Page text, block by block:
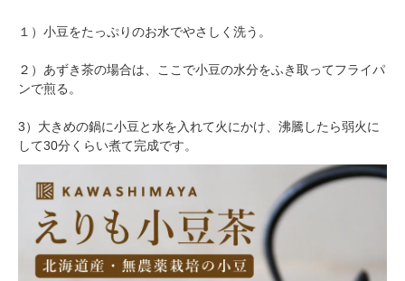
１）小豆をたっぷりのお水でやさしく洗う。
２）あずき茶の場合は、ここで小豆の水分をふき取ってフライパ
ンで煎る。
3）大きめの鍋に小豆と水を入れて火にかけ、沸騰したら弱火に
して30分くらい煮て完成です。